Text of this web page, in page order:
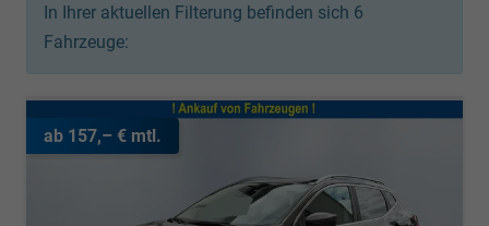
In Ihrer aktuellen Filterung befinden sich 6
Fahrzeuge:
ab 157,– € mtl.